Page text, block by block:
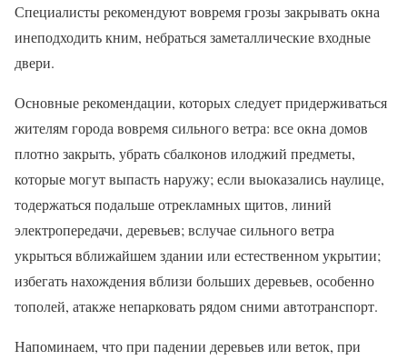
Специалисты рекомендуют вовремя грозы закрывать окна
инеподходить кним, небраться заметаллические входные
двери.
Основные рекомендации, которых следует придерживаться
жителям города вовремя сильного ветра: все окна домов
плотно закрыть, убрать сбалконов илоджий предметы,
которые могут выпасть наружу; если выоказались наулице,
тодержаться подальше отрекламных щитов, линий
электропередачи, деревьев; вслучае сильного ветра
укрыться вближайшем здании или естественном укрытии;
избегать нахождения вблизи больших деревьев, особенно
тополей, атакже непарковать рядом сними автотранспорт.
Напоминаем, что при падении деревьев или веток, при